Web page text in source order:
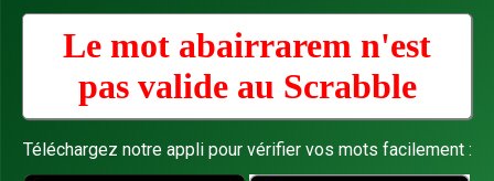
Le mot abairrarem n'est
pas valide au Scrabble
Téléchargez notre appli pour vérifier vos mots facilement :